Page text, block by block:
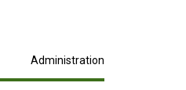
Administration